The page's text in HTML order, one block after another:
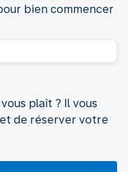
bien commencer
plaît ? Il vous
de réserver votre